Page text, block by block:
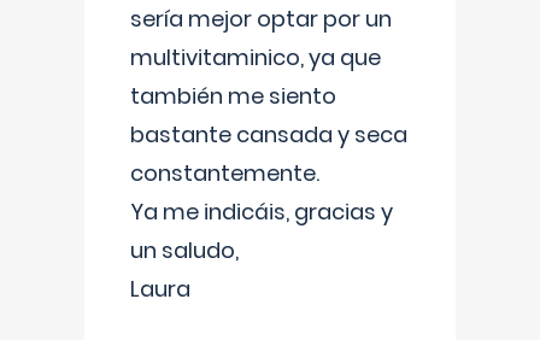
sería mejor optar por un
multivitaminico, ya que
también me siento
bastante cansada y seca
constantemente.
Ya me indicáis, gracias y
un saludo,
Laura